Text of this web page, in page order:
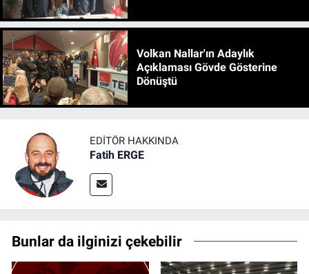
Volkan Nallar'ın Adaylık
Açıklaması Gövde Gösterine
Dönüştü
EDITÖR HAKKINDA
Fatih ERGE
Bunlar da ilginizi çekebilir